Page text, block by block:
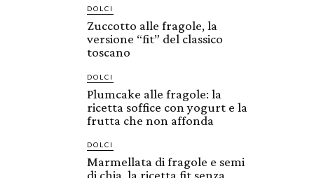
DOLCI
Zuccotto alle fragole, la
versione “fit” del classico
toscano
DOLCI
Plumcake alle fragole: la
ricetta soffice con yogurt e la
frutta che non affonda
DOLCI
Marmellata di fragole e semi
di chia, la ricetta fit senza